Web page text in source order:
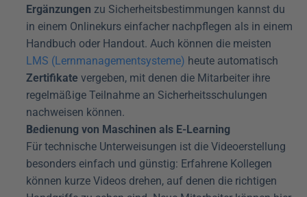
Ergänzungen zu Sicherheitsbestimmungen kannst du
in einem Onlinekurs einfacher nachpflegen als in einem
LMS (Lernmanagementsysteme)
Zertifikate vergeben, mit denen die Mitarbeiter ihre
regelmäßige Teilnahme an Sicherheitsschulungen
nachweisen können.
Bedienung von Maschinen als E-Learning
Für technische Unterweisungen ist die Videoerstellung
besonders einfach und günstig: Erfahrene Kollegen
können kurze Videos drehen, auf denen die richtigen